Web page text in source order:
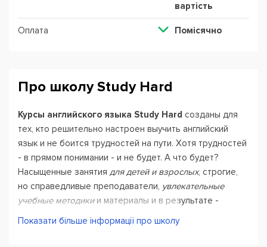
вартість
Оплата Помісячно
Про школу Study Hard
Курсы английского языка Study Hard созданы для
тех, кто решительно настроен выучить английский
язык и не боится трудностей на пути. Хотя трудностей
- в прямом понимании - и не будет. А что будет?
Насыщенные занятия для детей и взрослых, строгие,
но справедливые преподаватели, увлекательные
учебные методикии материалы и в результате -
качественное, глубокое овладение иностранным
Показати більше інформації про школу